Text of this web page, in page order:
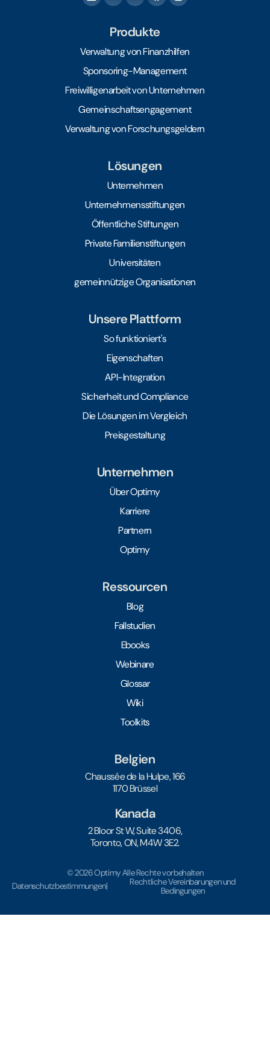
Produkte
Verwaltung von Finanzhilfen
Sponsoring-Management
Freiwilligenarbeit von Unternehmen
Gemeinschaftsengagement
Verwaltung von Forschungsgeldern
Lösungen
Unternehmen
Unternehmensstiftungen
Öffentliche Stiftungen
Private Familienstiftungen
Universitäten
gemeinnützige Organisationen
Unsere Plattform
So funktioniert's
Eigenschaften
API-Integration
Sicherheit und Compliance
Die Lösungen im Vergleich
Preisgestaltung
Unternehmen
Über Optimy
Karriere
Partnern
Optimy
Ressourcen
Blog
Fallstudien
Ebooks
Webinare
Glossar
Wiki
Toolkits
Belgien
Chaussée de la Hulpe, 166
1170 Brüssel
Kanada
2 Bloor St W, Suite 3406,
Toronto, ON, M4W 3E2.
© 2026 Optimy Alle Rechte vorbehalten
Datenschutzbestimmungen|
Rechtliche Vereinbarungen und
Bedingungen